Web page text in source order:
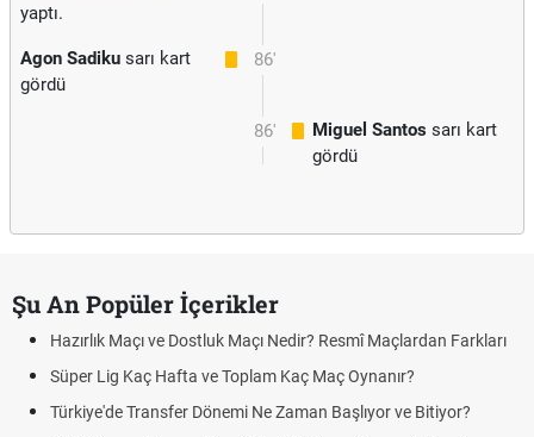
yaptı.
86'
Agon Sadiku sarı kart
gördü
86' Miguel Santos sarı kart
gördü
Şu An Popüler İçerikler
Hazırlık Maçı ve Dostluk Maçı Nedir? Resmî Maçlardan Farkları
Süper Lig Kaç Hafta ve Toplam Kaç Maç Oynanır?
Türkiye'de Transfer Dönemi Ne Zaman Başlıyor ve Bitiyor?